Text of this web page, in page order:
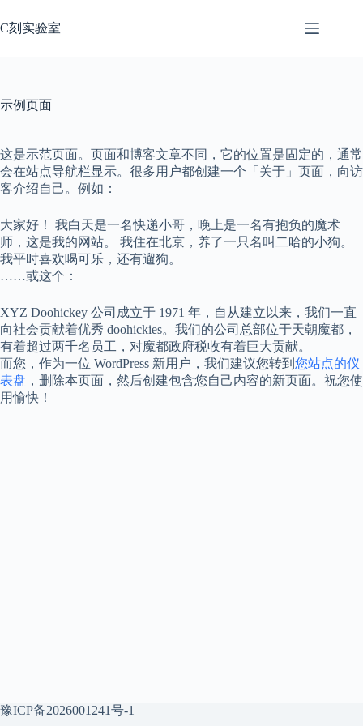
过
C刻实验室
示例页面
这是示范页面。页面和博客文章不同，它的位置是固定的，通常
会在站点导航栏显示。很多用户都创建一个「关于」页面，向访
客介绍自己。例如：
大家好！ 我白天是一名快递小哥，晚上是一名有抱负的魔术
师，这是我的网站。 我住在北京，养了一只名叫二哈的小狗。
我平时喜欢喝可乐，还有遛狗。
……或这个：
XYZ Doohickey 公司成立于 1971 年，自从建立以来，我们一直
向社会贡献着优秀 doohickies。我们的公司总部位于天朝魔都，
有着超过两千名员工，对魔都政府税收有着巨大贡献。
而您，作为一位 WordPress 新用户，我们建议您转到 您站点的仪
表盘 ，删除本页面，然后创建包含您自己内容的新页面。祝您使
用愉快！
豫ICP备2026001241号-1